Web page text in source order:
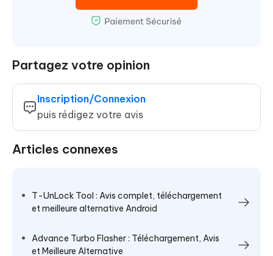
Partagez votre opinion
Inscription/Connexion
puis rédigez votre avis
Articles connexes
T-UnLock Tool : Avis complet, téléchargement
et meilleure alternative Android
Advance Turbo Flasher : Téléchargement, Avis
et Meilleure Alternative